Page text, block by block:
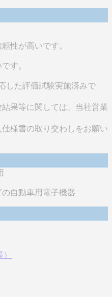
性が高いです。
す。
した評価試験実施済みで
果等に関しては、当社営業
様書の取り交わしをお願い
自動車用電子機器